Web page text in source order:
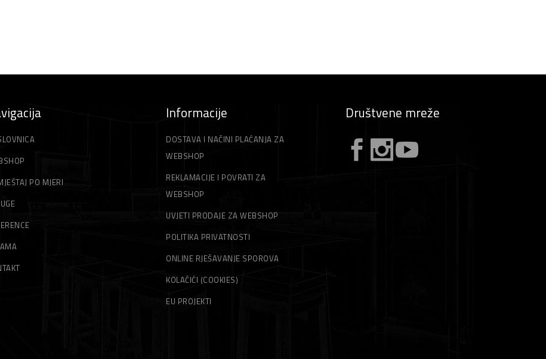
PO MJERI
Informacije
DOSTAVA I NAČINI PLAĆANJA ZA
WEBSHOP
REKLAMACIJE I POVRATI ZA
WEBSHOP
UVJETI PRODAJE ZA WEBSHOP
POLITIKA PRIVATNOSTI
ONLINE RJEŠAVANJE SPOROVA
KOLAČIĆI (COOKIES)
EU PROJEKTI
Društvene mreže